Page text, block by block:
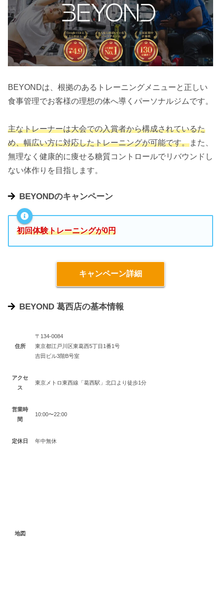
BEYONDは、根拠のあるトレーニングメニューと正しい
食事管理でお客様の理想の体へ導くパーソナルジムです。
主なトレーナーは大会での入賞者から構成されているた
め、幅広い方に対応したトレーニングが可能です。また、
無理なく健康的に痩せる糖質コントロールでリバウンドし
ない体作りを目指します。
BEYONDのキャンペーン
初回体験トレーニングが0円
キャンペーン詳細
BEYOND 葛西店の基本情報
住所
〒134-0084
東京都江戸川区東葛西5丁目1番1号
吉田ビル3階B号室
アクセ
ス
東京メトロ東西線「葛西駅」北口より徒歩1分
営業時
間
10:00〜22:00
定休日 年中無休
地図